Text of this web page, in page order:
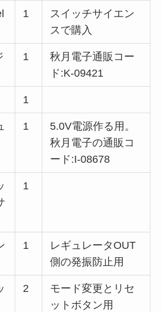
1
スイッチサイエン
スで購入
1
秋月電子通販コー
ド:K-09421
1
1
5.0V電源作る用。
秋月電子の通販コ
ード:I-08678
1
1
レギュレータOUT
側の発振防止用
2
モード変更とリセ
ットボタン用